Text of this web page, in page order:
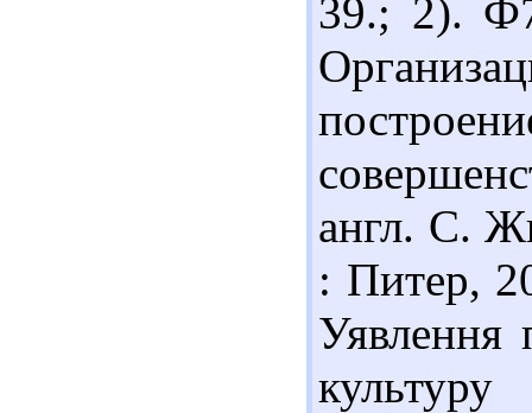
39.; 2).
англ. С.
: Питер,
Уявлення
культуру